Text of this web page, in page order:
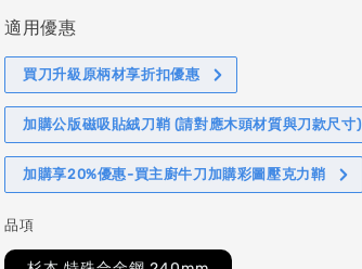
適用優惠
買刀升級原柄材享折扣優惠
加購公版磁吸貼絨刀鞘 (請對應木頭材質與刀款尺寸)
加購享20%優惠-買主廚牛刀加購彩圖壓克力鞘
品項